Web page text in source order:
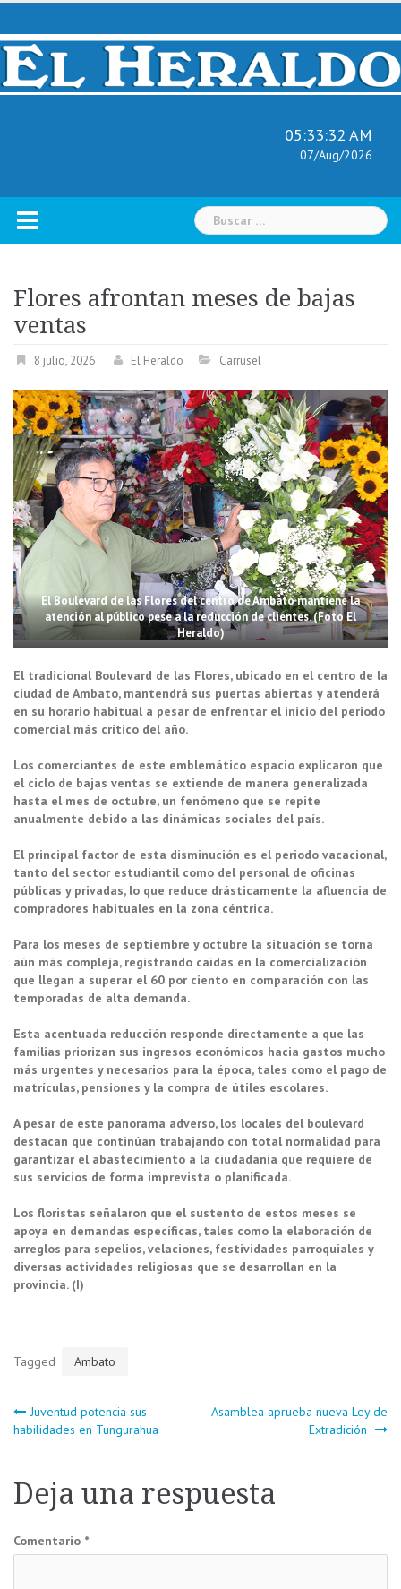
Skip
content
05:33:33 AM
07/Aug/2026
Buscar:
Flores afrontan meses de bajas
ventas
8 julio, 2026 El Heraldo Carrusel
El Boulevard de las Flores del centro de Ambato mantiene la
atención al público pese a la reducción de clientes. (Foto El
Heraldo)
El tradicional Boulevard de las Flores, ubicado en el centro de la
ciudad de Ambato, mantendrá sus puertas abiertas y atenderá
en su horario habitual a pesar de enfrentar el inicio del periodo
comercial más crítico del año.
Los comerciantes de este emblemático espacio explicaron que
el ciclo de bajas ventas se extiende de manera generalizada
hasta el mes de octubre, un fenómeno que se repite
anualmente debido a las dinámicas sociales del país.
El principal factor de esta disminución es el periodo vacacional,
tanto del sector estudiantil como del personal de oficinas
públicas y privadas, lo que reduce drásticamente la afluencia de
compradores habituales en la zona céntrica.
Para los meses de septiembre y octubre la situación se torna
aún más compleja, registrando caídas en la comercialización
que llegan a superar el 60 por ciento en comparación con las
temporadas de alta demanda.
Esta acentuada reducción responde directamente a que las
familias priorizan sus ingresos económicos hacia gastos mucho
más urgentes y necesarios para la época, tales como el pago de
matrículas, pensiones y la compra de útiles escolares.
A pesar de este panorama adverso, los locales del boulevard
destacan que continúan trabajando con total normalidad para
garantizar el abastecimiento a la ciudadanía que requiere de
sus servicios de forma imprevista o planificada.
Los floristas señalaron que el sustento de estos meses se
apoya en demandas específicas, tales como la elaboración de
arreglos para sepelios, velaciones, festividades parroquiales y
diversas actividades religiosas que se desarrollan en la
provincia. (I)
Tagged Ambato
Navegación
entradas
Juventud potencia sus
habilidades en Tungurahua
Asamblea aprueba nueva Ley de
Extradición
Deja una respuesta
Comentario *